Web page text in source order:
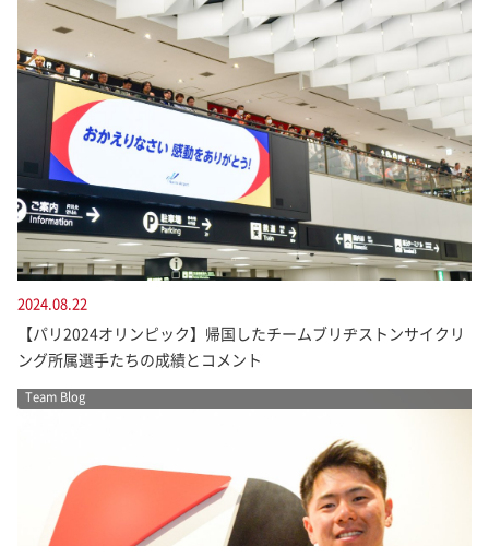
2024.08.22
【パリ2024オリンピック】帰国したチームブリヂストンサイクリ
ング所属選手たちの成績とコメント
Team Blog